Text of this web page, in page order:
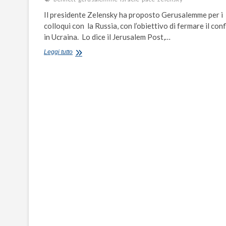
Il presidente Zelensky ha proposto Gerusalemme per i
colloqui con la Russia, con l’obiettivo di fermare il
in Ucraina. Lo dice il Jerusalem Post,…
Leggi tuttoZelensky